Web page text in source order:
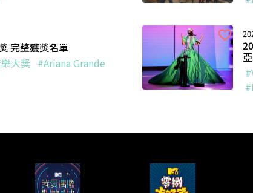
完整獲獎名單
大獎 #Ariana Grande